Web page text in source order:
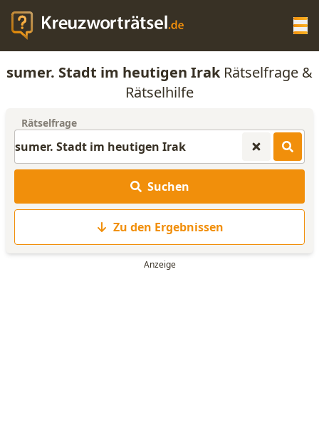
KREUZWORTRÄTSEL-HILFE
ANAGRAMM-GENERATOR
WORTLISTE
sumer. Stadt im heutigen IrakRätselfrage &
Rätselhilfe
Rätselfrage
Suchen
Zu den Ergebnissen